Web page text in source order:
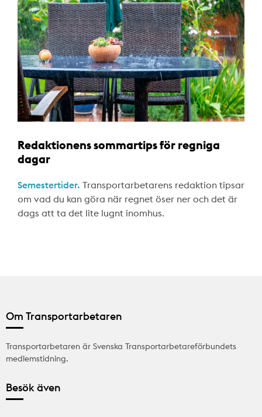
Redaktionens sommartips för regniga
dagar
Semestertider. Transportarbetarens redaktion tipsar
om vad du kan göra när regnet öser ner och det är
dags att ta det lite lugnt inomhus.
Om Transportarbetaren
Transportarbetaren är Svenska Transportarbetareförbundets
medlemstidning.
Besök även